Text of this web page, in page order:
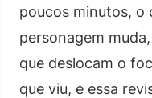
poucos minutos, o
personagem
que deslocam o
que viu, e essa